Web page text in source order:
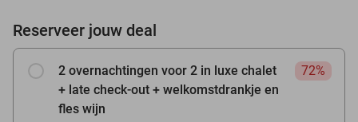
Reserveer jouw deal
2 overnachtingen voor 2 in luxe chalet
+ late check-out + welkomstdrankje en
fles wijn
72%